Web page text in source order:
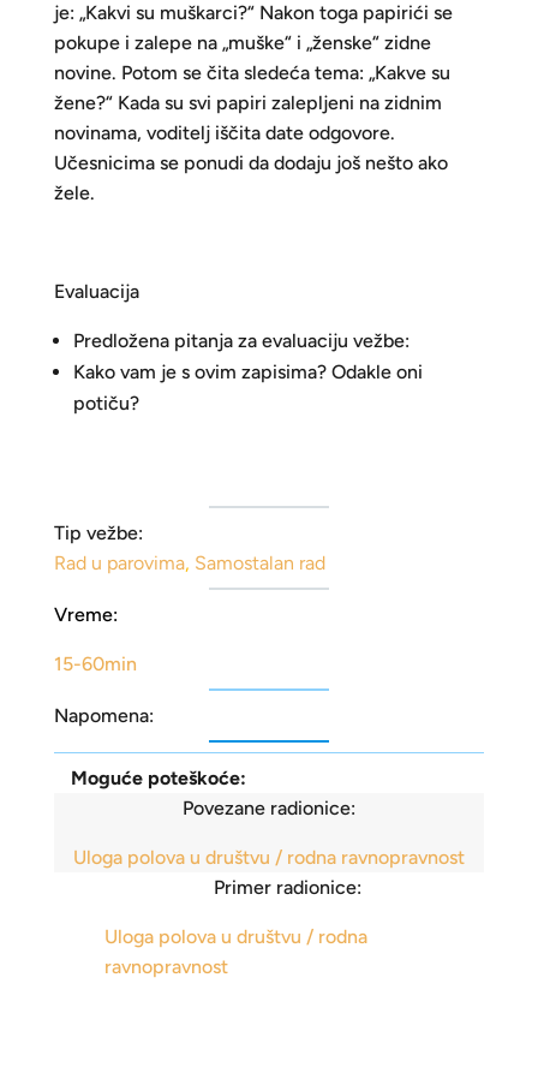
je: „Kakvi su muškarci?“ Nakon toga papirići se
pokupe i zalepe na „muške“ i „ženske“ zidne
novine. Potom se čita sledeća tema: „Kakve su
žene?“ Kada su svi papiri zalepljeni na zidnim
novinama, voditelj iščita date odgovore.
Učesnicima se ponudi da dodaju još nešto ako
žele.
Evaluacija
Predložena pitanja za evaluaciju vežbe:
Kako vam je s ovim zapisima? Odakle oni
potiču?
Tip vežbe:
Rad u parovima, Samostalan rad
Vreme:
15-60min
Napomena:
Moguće poteškoće:
Povezane radionice:
Uloga polova u društvu / rodna ravnopravnost
Primer radionice:
Uloga polova u društvu / rodna
ravnopravnost